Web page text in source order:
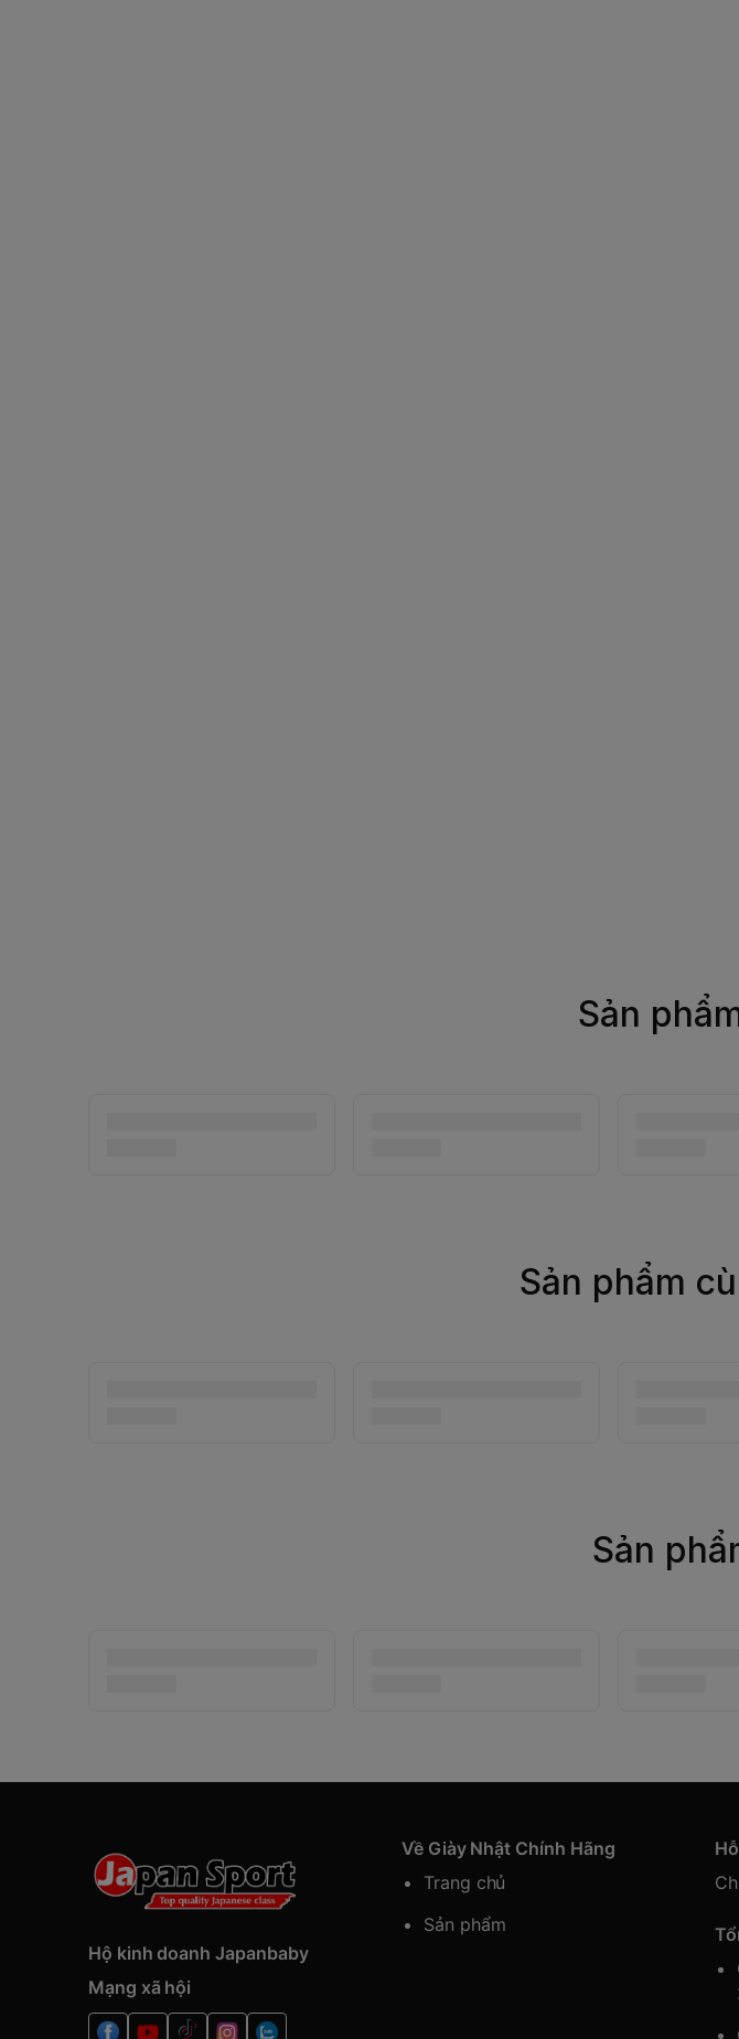
Sản
Sản phẩm
Sản
Hộ kinh doanh Japanbaby
Mạng xã hội
Về Giày Nhật Chính Hãng
Trang chủ
Sản phẩm